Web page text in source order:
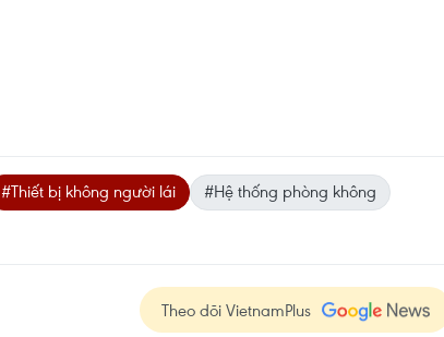
#Thiết bị không người lái
#Hệ thống phòng không
Theo dõi VietnamPlus